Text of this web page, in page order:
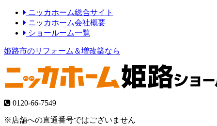
ニッカホーム総合サイト
ニッカホーム会社概要
ショールーム一覧
姫路市のリフォーム＆増改築なら
0120-66-7549
※店舗への直通番号ではございません